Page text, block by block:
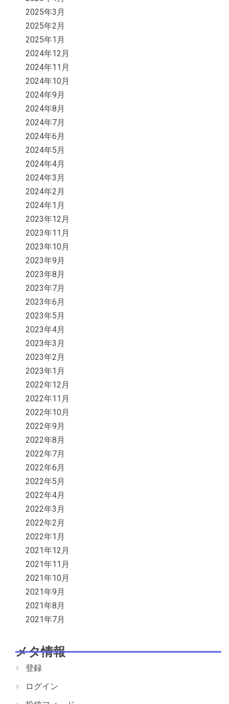
2025年3月
2025年2月
2025年1月
2024年12月
2024年11月
2024年10月
2024年9月
2024年8月
2024年7月
2024年6月
2024年5月
2024年4月
2024年3月
2024年2月
2024年1月
2023年12月
2023年11月
2023年10月
2023年9月
2023年8月
2023年7月
2023年6月
2023年5月
2023年4月
2023年3月
2023年2月
2023年1月
2022年12月
2022年11月
2022年10月
2022年9月
2022年8月
2022年7月
2022年6月
2022年5月
2022年4月
2022年3月
2022年2月
2022年1月
2021年12月
2021年11月
2021年10月
2021年9月
2021年8月
2021年7月
メタ情報
登録
ログイン